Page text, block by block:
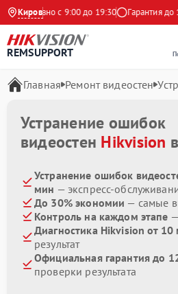
Киров
Ежедневно с 9:00 до 19:30 Гарантия до 1
REMSUPPORT
Главная Ремонт видеостен
Устранение ошибок
видеостен Hikvision
Устранение ошибок
мин — экспресс-
До 30% экономии — самые
Контроль на каждом этапе
Диагностика Hikvision от 10
результат
Официальная гарантия до
проверки результата